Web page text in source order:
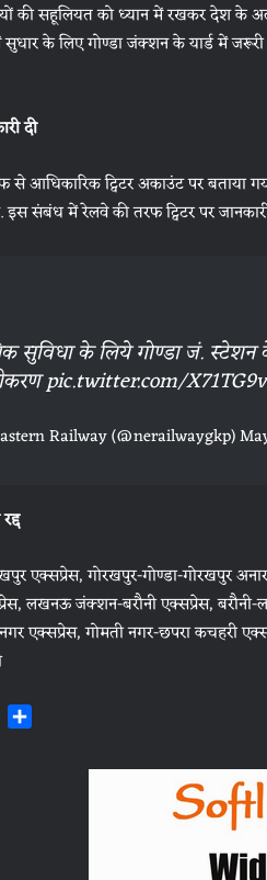
की सहूल‍ियत को ध्‍यान में रखकर देश के
सुधार के ल‍िए गोण्डा जंक्‍शन के यार्ड में
दी
से आध‍िकार‍िक ट्व‍िटर अकाउंट पर बताया
इस संबंध में रेलवे की तरफ ट्व‍िटर पर
सुविधा के लिये गोण्डा जं. स्टेशन
pic.twitter.com/
Railway (@nerailwaygkp)
एक्‍सप्रेस, गोरखपुर-गोण्‍डा-गोरखपुर
लखनऊ जंक्‍शन-बरौनी एक्‍सप्रेस, बरौनी-
एक्‍सप्रेस, गोमती नगर-छपरा कचहरी
T